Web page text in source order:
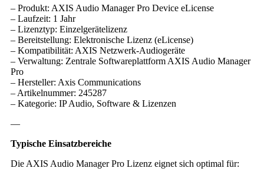
– Produkt: AXIS Audio Manager Pro Device eLicense
– Laufzeit: 1 Jahr
– Lizenztyp: Einzelgerätelizenz
– Bereitstellung: Elektronische Lizenz (eLicense)
– Kompatibilität: AXIS Netzwerk-Audiogeräte
– Verwaltung: Zentrale Softwareplattform AXIS Audio Manager
Pro
– Hersteller: Axis Communications
– Artikelnummer: 245287
– Kategorie: IP Audio, Software & Lizenzen
—
Typische Einsatzbereiche
Die AXIS Audio Manager Pro Lizenz eignet sich optimal für: